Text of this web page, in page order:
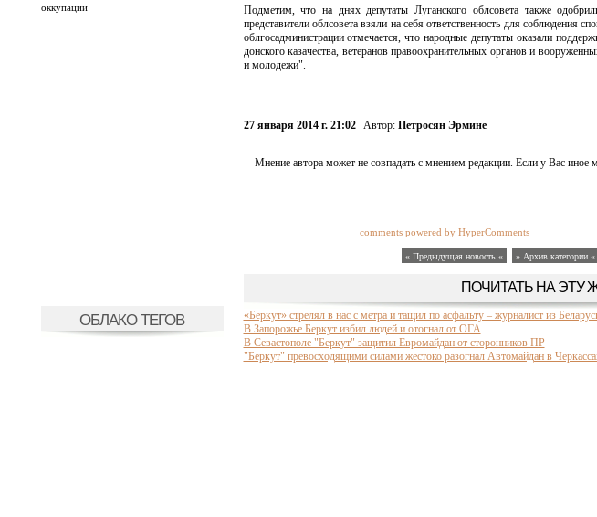
оккупации
ОБЛАКО ТЕГОВ
Подметим, что на днях депутаты Луганского облсовета также
представители облсовета взяли на себя ответственность для соблюдения
облгосадминистрации отмечается, что народные депутаты оказали
донского казачества, ветеранов правоохранительных органов и
и молодежи".
27 января 2014 г. 21:02 Автор: Петросян Эрмине
Мнение автора может не совпадать с мнением редакции. Если у Вас иное
comments powered by HyperComments
« Предыдущая новость « » Архив категории «
ПОЧИТАТЬ НА ЭТУ
«Беркут» стрелял в нас с метра и тащил по асфальту – журналист из
В Запорожье Беркут избил людей и отогнал от ОГА
В Севастополе "Беркут" защитил Евромайдан от сторонников ПР
"Беркут" превосходящими силами жестоко разогнал Автомайдан в